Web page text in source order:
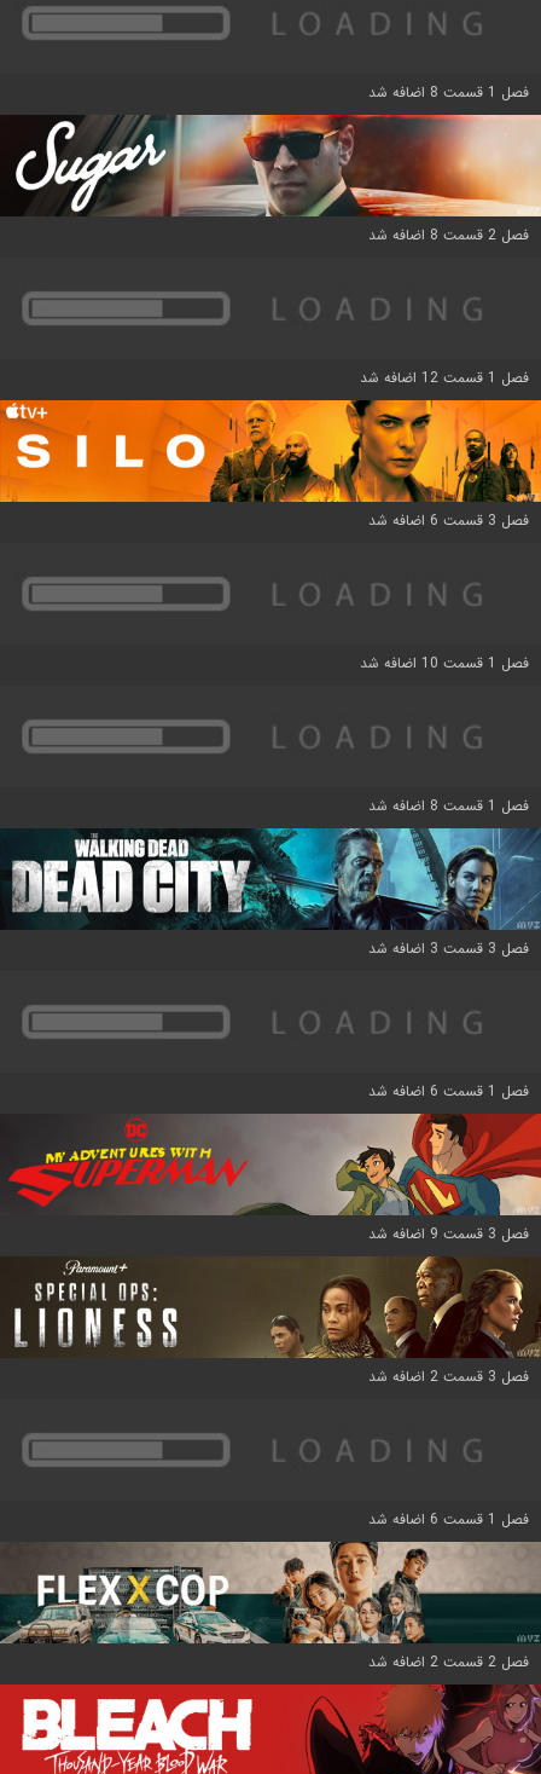
فصل 1 قسمت 8 اضافه شد
فصل 2 قسمت 8 اضافه شد
فصل 1 قسمت 12 اضافه شد
فصل 3 قسمت 6 اضافه شد
فصل 1 قسمت 10 اضافه شد
فصل 1 قسمت 8 اضافه شد
فصل 3 قسمت 3 اضافه شد
فصل 1 قسمت 6 اضافه شد
فصل 3 قسمت 9 اضافه شد
فصل 3 قسمت 2 اضافه شد
فصل 1 قسمت 6 اضافه شد
فصل 2 قسمت 2 اضافه شد